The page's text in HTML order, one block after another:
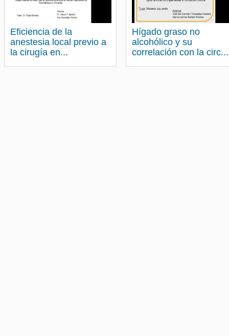
Eficiencia de la
anestesia local previo a
la cirugía en...
Hígado graso no
alcohólico y su
correlación con la circ...